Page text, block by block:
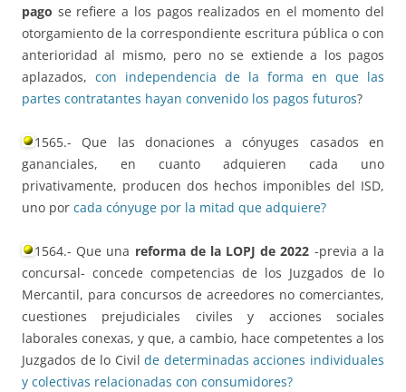
pago se refiere a los pagos realizados en el momento del
otorgamiento de la correspondiente escritura pública o con
anterioridad al mismo, pero no se extiende a los pagos
aplazados, con independencia de la forma en que las
partes contratantes hayan convenido los pagos futuros?
1565.- Que las donaciones a cónyuges casados en
gananciales, en cuanto adquieren cada uno
privativamente, producen dos hechos imponibles del ISD,
uno por cada cónyuge por la mitad que adquiere?
1564.- Que una reforma de la LOPJ de 2022 -previa a la
concursal- concede competencias de los Juzgados de lo
Mercantil, para concursos de acreedores no comerciantes,
cuestiones prejudiciales civiles y acciones sociales
laborales conexas, y que, a cambio, hace competentes a los
Juzgados de lo Civilde determinadas acciones individuales
y colectivas relacionadas con consumidores?